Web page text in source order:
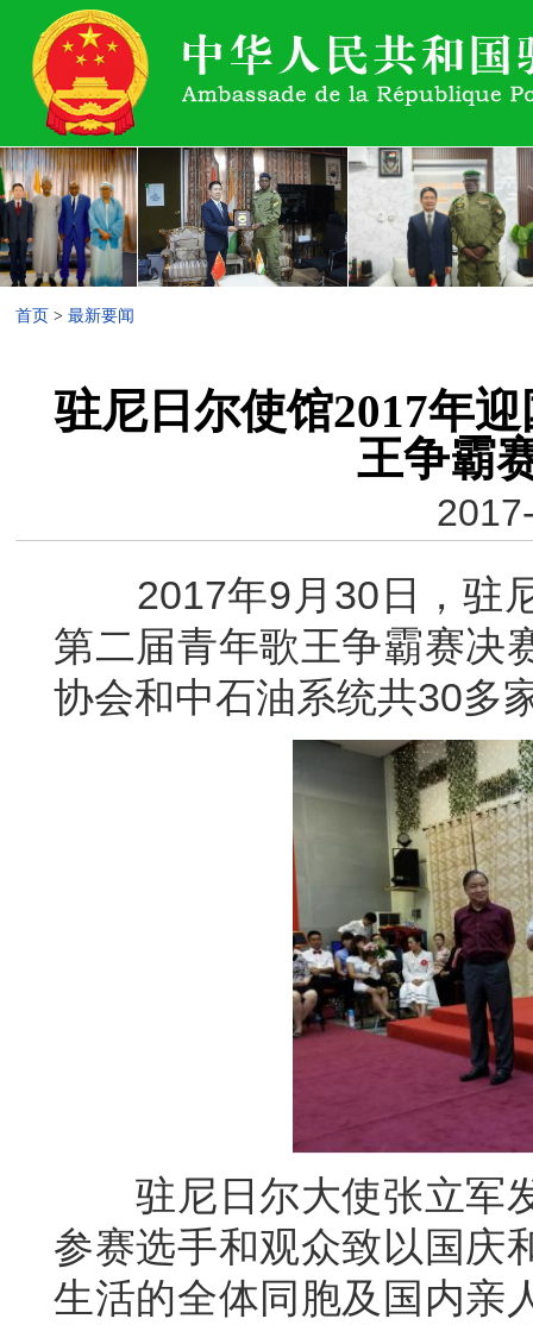
首页 > 最新要闻
驻尼日尔使馆2017年
王争霸
2017年9月30日，驻尼
第二届青年歌王争霸赛决
协会和中石油系统共30多
驻尼日尔大使张立军发
参赛选手和观众致以国庆
生活的全体同胞及国内亲